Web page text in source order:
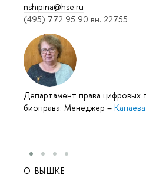
nshipina@hse.ru
(495) 772 95 90 вн. 22755
Департамент права цифровых
биоправа: Менеджер –
О ВЫШКЕ